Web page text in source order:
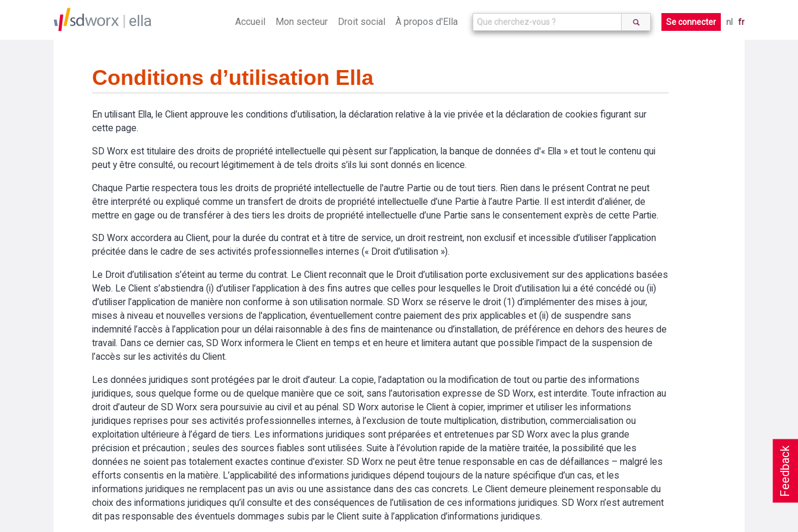
Feedback
ella Accueil Mon secteur Droit social À propos d'Ella Se connecter nl fr
Conditions d’utilisation Ella
En utilisant Ella, le Client approuve les conditions d’utilisation, la déclaration relative à la vie privée et la déclaration de cookies figurant sur
cette page.
SD Worx est titulaire des droits de propriété intellectuelle qui pèsent sur l’application, la banque de données d'« Ella » et tout le contenu qui
peut y être consulté, ou recourt légitimement à de tels droits s’ils lui sont donnés en licence.
Chaque Partie respectera tous les droits de propriété intellectuelle de l'autre Partie ou de tout tiers. Rien dans le présent Contrat ne peut
être interprété ou expliqué comme un transfert de droits de propriété intellectuelle d’une Partie à l’autre Partie. Il est interdit d’aliéner, de
mettre en gage ou de transférer à des tiers les droits de propriété intellectuelle d’une Partie sans le consentement exprès de cette Partie.
SD Worx accordera au Client, pour la durée du contrat et à titre de service, un droit restreint, non exclusif et incessible d’utiliser l’application
précitée dans le cadre de ses activités professionnelles internes (« Droit d’utilisation »).
Le Droit d’utilisation s’éteint au terme du contrat. Le Client reconnaît que le Droit d’utilisation porte exclusivement sur des applications basées
Web. Le Client s’abstiendra (i) d’utiliser l’application à des fins autres que celles pour lesquelles le Droit d’utilisation lui a été concédé ou (ii)
d’utiliser l’application de manière non conforme à son utilisation normale. SD Worx se réserve le droit (1) d’implémenter des mises à jour,
mises à niveau et nouvelles versions de l'application, éventuellement contre paiement des prix applicables et (ii) de suspendre sans
indemnité l’accès à l’application pour un délai raisonnable à des fins de maintenance ou d’installation, de préférence en dehors des heures de
travail. Dans ce dernier cas, SD Worx informera le Client en temps et en heure et limitera autant que possible l’impact de la suspension de
l’accès sur les activités du Client.
Les données juridiques sont protégées par le droit d’auteur. La copie, l’adaptation ou la modification de tout ou partie des informations
juridiques, sous quelque forme ou de quelque manière que ce soit, sans l’autorisation expresse de SD Worx, est interdite. Toute infraction au
droit d’auteur de SD Worx sera poursuivie au civil et au pénal. SD Worx autorise le Client à copier, imprimer et utiliser les informations
juridiques reprises pour ses activités professionnelles internes, à l’exclusion de toute multiplication, distribution, commercialisation ou
exploitation ultérieure à l’égard de tiers. Les informations juridiques sont préparées et entretenues par SD Worx avec la plus grande
précision et précaution ; seules des sources fiables sont utilisées. Suite à l’évolution rapide de la matière traitée, la possibilité que les
données ne soient pas totalement exactes continue d'exister. SD Worx ne peut être tenue responsable en cas de défaillances – malgré les
efforts consentis en la matière. L’applicabilité des informations juridiques dépend toujours de la nature spécifique d’un cas, et les
informations juridiques ne remplacent pas un avis ou une assistance dans des cas concrets. Le Client demeure pleinement responsable du
choix des informations juridiques qu’il consulte et des conséquences de l’utilisation de ces informations juridiques. SD Worx n’est autrement
dit pas responsable des éventuels dommages subis par le Client suite à l’application d’informations juridiques.